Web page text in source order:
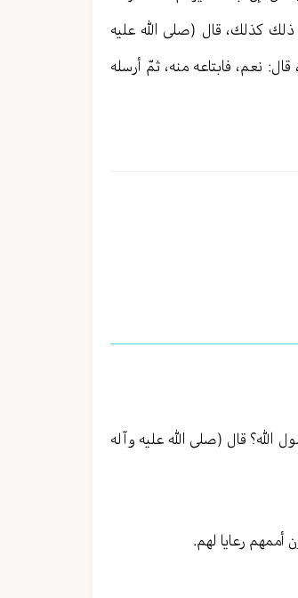
ذلك كذلك، قال (صلى الله عليه
نعم، فابتاعه منه، ثمّ أرسله
الله؟ قال (صلى الله عليه وآله
أممهم رعايا لهم.